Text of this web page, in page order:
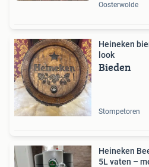
Oosterwolde
Heineken
look
Bieden
Stompetoren
Heineken
5L vaten –